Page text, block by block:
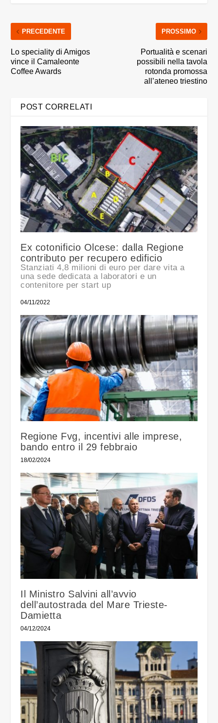
PRECEDENTE
Lo speciality di Amigos
vince il Camaleonte
Coffee Awards
PROSSIMO
Portualità e scenari
possibili nella tavola
rotonda promossa
all’ateneo triestino
POST CORRELATI
Ex cotonificio Olcese: dalla Regione
contributo per recupero edificio
Stanziati 4,8 milioni di euro per dare vita a
una sede dedicata a laboratori e un
contenitore per start up
04/11/2022
Regione Fvg, incentivi alle imprese,
bando entro il 29 febbraio
18/02/2024
Il Ministro Salvini all’avvio
dell’autostrada del Mare Trieste-
Damietta
04/12/2024